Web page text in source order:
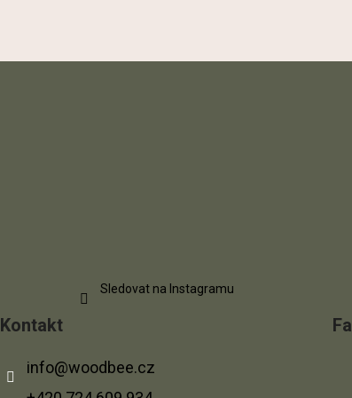
Sledovat na Instagramu
Kontakt
info@woodbee.cz